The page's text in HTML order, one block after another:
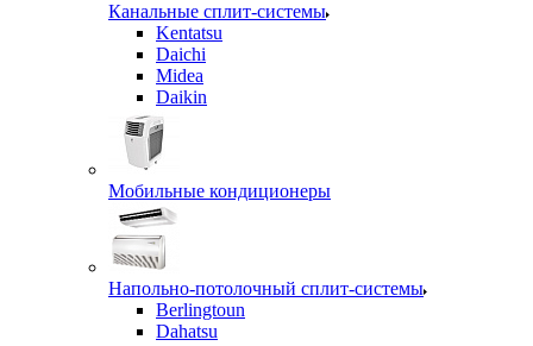
Канальные сплит-системы
Kentatsu
Daichi
Midea
Daikin
Мобильные кондиционеры
Напольно-потолочный сплит-системы
Berlingtoun
Dahatsu